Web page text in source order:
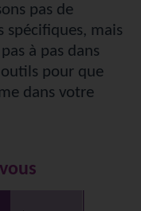
pas de
spécifiques, mais
à pas dans
outils pour que
dans votre